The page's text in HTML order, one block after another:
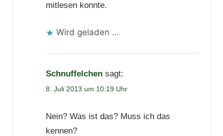
mitlesen konnte.
Wird geladen …
Schnuffelchen sagt:
8. Juli 2013 um 10:19 Uhr
Nein? Was ist das? Muss ich das
kennen?